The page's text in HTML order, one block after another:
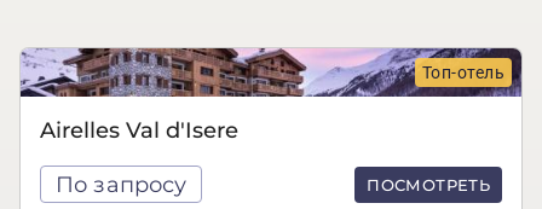
Топ-отель
Airelles Val d'Isere
По запросу ПОСМОТРЕТЬ